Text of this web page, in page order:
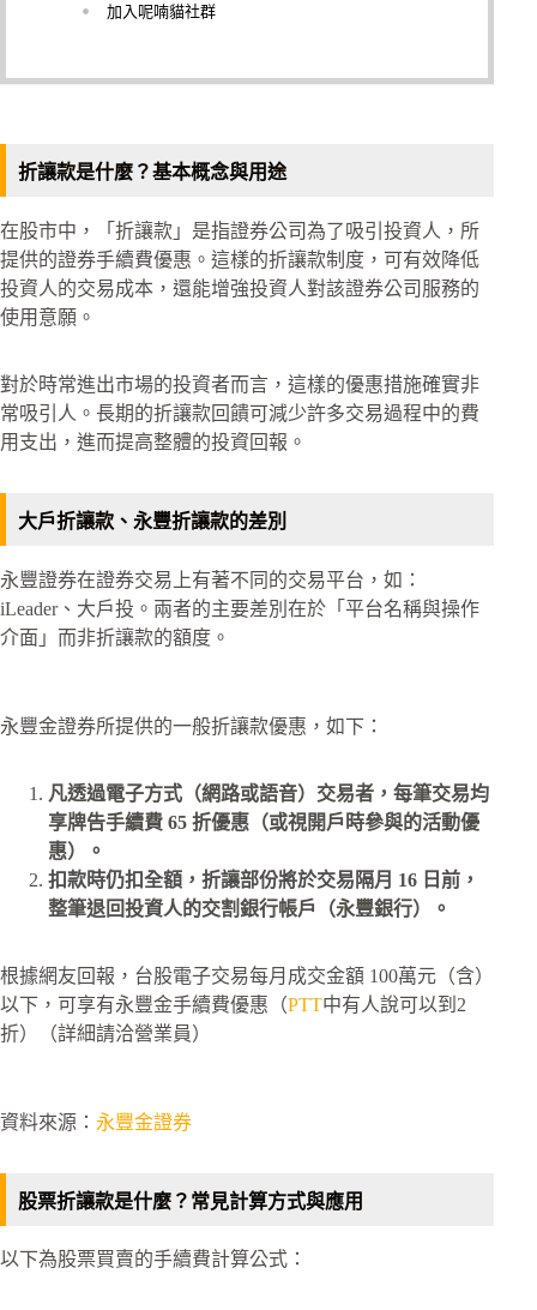
加入呢喃貓社群
折讓款是什麼？基本概念與用途
在股市中，「折讓款」是指證券公司為了吸引投資人，所
提供的證券手續費優惠。這樣的折讓款制度，可有效降低
投資人的交易成本，還能增強投資人對該證券公司服務的
使用意願。
對於時常進出市場的投資者而言，這樣的優惠措施確實非
常吸引人。長期的折讓款回饋可減少許多交易過程中的費
用支出，進而提高整體的投資回報。
大戶折讓款、永豐折讓款的差別
永豐證券在證券交易上有著不同的交易平台，如：
iLeader、大戶投。兩者的主要差別在於「平台名稱與操作
介面」而非折讓款的額度。
永豐金證券所提供的一般折讓款優惠，如下：
凡透過電子方式（網路或語音）交易者，每筆交易均
享牌告手續費 65 折優惠（或視開戶時參與的活動優
惠）。
扣款時仍扣全額，折讓部份將於交易隔月 16 日前，
整筆退回投資人的交割銀行帳戶（永豐銀行）。
根據網友回報，台股電子交易每月成交金額 100萬元（含）
以下，可享有永豐金手續費優惠（PTT中有人說可以到2
折）（詳細請洽營業員）
資料來源： 永豐金證券
股票折讓款是什麼？常見計算方式與應用
以下為股票買賣的手續費計算公式：